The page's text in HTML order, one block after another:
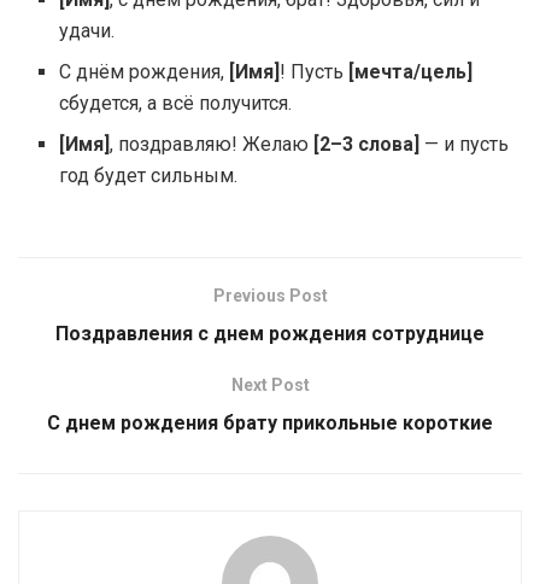
удачи.
С днём рождения,
[Имя] ! Пусть [мечта/цель]
сбудется, а всё получится.
[Имя], поздравляю! Желаю [2–3 слова] — и пусть
год будет сильным.
Previous Post
Поздравления с днем рождения сотруднице
Next Post
С днем рождения брату прикольные короткие